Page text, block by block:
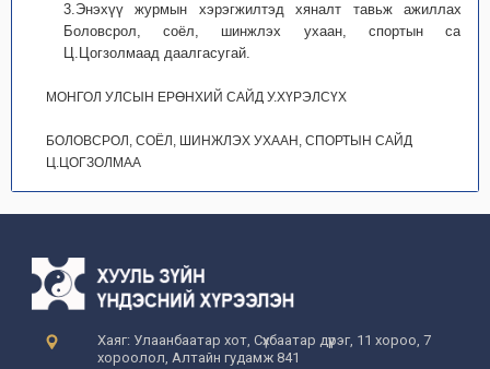
3.Энэхүү журмын хэрэгжилтэд хяналт тавьж ажиллахыг
Боловсрол, соёл, шинжлэх ухаан, спортын сайд
Ц.Цогзолмаад даалгасугай.
МОНГОЛ УЛСЫН ЕРӨНХИЙ САЙД У.ХҮРЭЛСҮХ
БОЛОВСРОЛ, СОЁЛ, ШИНЖЛЭХ УХААН, СПОРТЫН САЙД
Ц.ЦОГЗОЛМАА
Хаяг: Улаанбаатар хот, Сүхбаатар дүүрэг, 11 хороо, 7
хороолол, Алтайн гудамж 841